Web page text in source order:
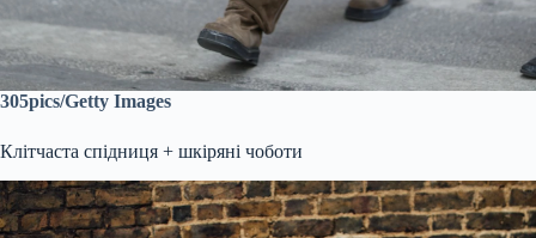
305pics/Getty Images
Клітчаста спідниця + шкіряні чоботи